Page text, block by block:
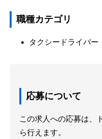
職種カテゴリ
タクシードライバー
応募について
この求人への応募は、
ら行えます。